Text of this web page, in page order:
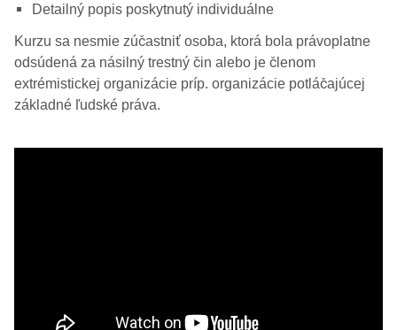
Detailný popis poskytnutý individuálne
Kurzu sa nesmie zúčastniť osoba, ktorá bola právoplatne
odsúdená za násilný trestný čin alebo je členom
extrémistickej organizácie príp. organizácie potláčajúcej
základné ľudské práva.